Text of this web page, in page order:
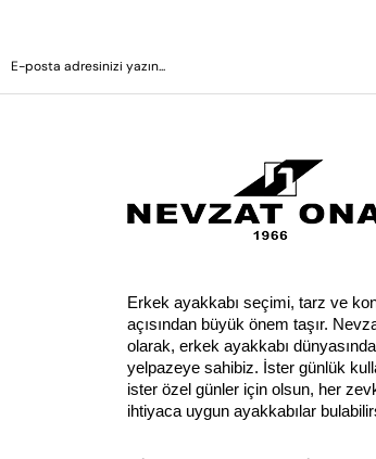
Erkek ayakkabı seçimi, tarz ve
açısından büyük önem taşır.
olarak, erkek ayakkabı
yelpazeye sahibiz. İster günlük
ister özel günler için olsun, her
ihtiyaca uygun ayakkabılar